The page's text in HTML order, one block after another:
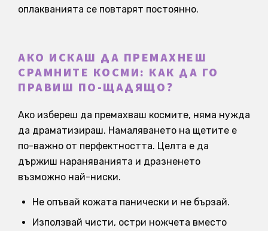
оплакванията се повтарят постоянно.
АКО ИСКАШ ДА ПРЕМАХНЕШ
СРАМНИТЕ КОСМИ: КАК ДА ГО
ПРАВИШ ПО-ЩАДЯЩО?
Ако избереш да премахваш космите, няма нужда
да драматизираш. Намаляването на щетите е
по-важно от перфектността. Целта е да
държиш нараняванията и дразненето
възможно най-ниски.
Не опъвай кожата панически и не бързай.
Използвай чисти, остри ножчета вместо